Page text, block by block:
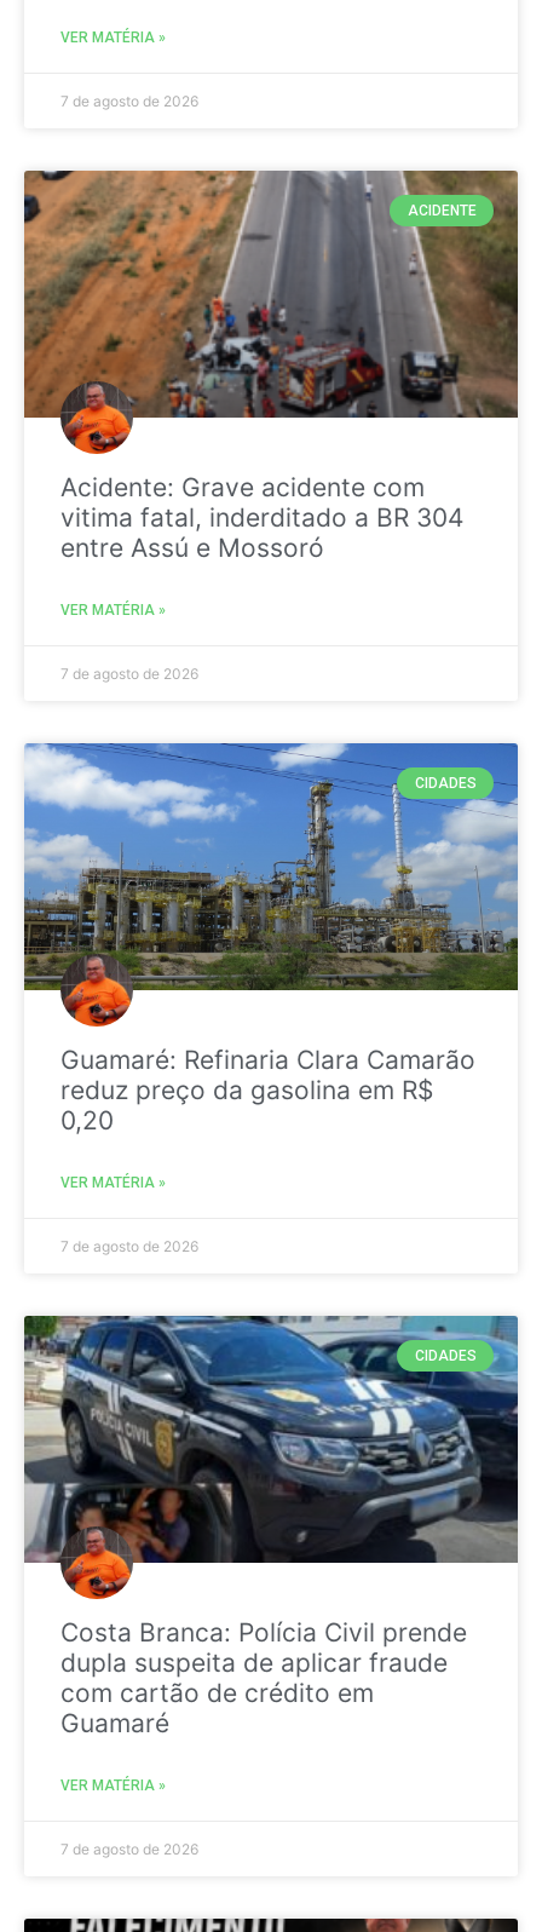
VER MATÉRIA »
7 de agosto de 2026
ACIDENTE
Acidente: Grave acidente com
vitima fatal, inderditado a BR 304
entre Assú e Mossoró
VER MATÉRIA »
7 de agosto de 2026
CIDADES
Guamaré: Refinaria Clara Camarão
reduz preço da gasolina em R$
0,20
VER MATÉRIA »
7 de agosto de 2026
CIDADES
Costa Branca: Polícia Civil prende
dupla suspeita de aplicar fraude
com cartão de crédito em
Guamaré
VER MATÉRIA »
7 de agosto de 2026